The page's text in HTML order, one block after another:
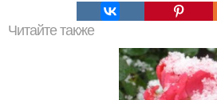
Читайте также